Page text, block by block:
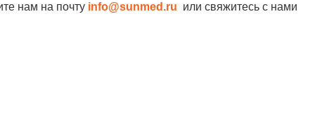
нам на почту info@sunmed.ru или свяжитесь с нами